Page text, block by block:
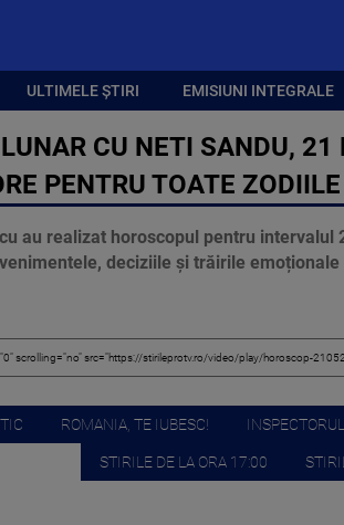
ULTIMELE ȘTIRI EMISIUNI INTEGRALE
CU NETI SANDU,
PENTRU TOATE ZODIILE
au realizat horoscopul pentru
deciziile și trăirile
ROMANIA, TE IUBESC!
STIRILE DE LA ORA 17:00